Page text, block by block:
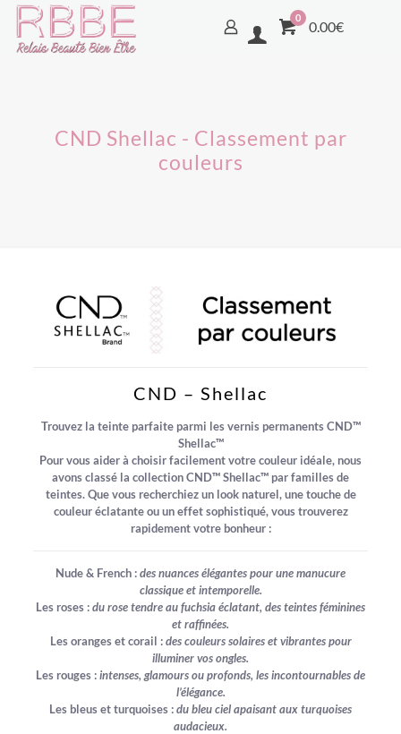
0
0.00€
CND Shellac - Classement par
couleurs
CND – Shellac
Trouvez la teinte parfaite parmi les vernis permanents CND™
Shellac™
Pour vous aider à choisir facilement votre couleur idéale, nous
avons classé la collection CND™ Shellac™ par familles de
teintes. Que vous recherchiez un look naturel, une touche de
couleur éclatante ou un effet sophistiqué, vous trouverez
rapidement votre bonheur :
Nude & French :des nuances élégantes pour une manucure
classique et intemporelle.
Les roses :du rose tendre au fuchsia éclatant, des teintes féminines
et raffinées.
Les oranges et corail : des couleurs solaires et vibrantes pour
illuminer vos ongles.
Les rouges :intenses, glamours ou profonds, les incontournables de
l’élégance.
Les bleus et turquoises :du bleu ciel apaisant aux turquoises
audacieux.